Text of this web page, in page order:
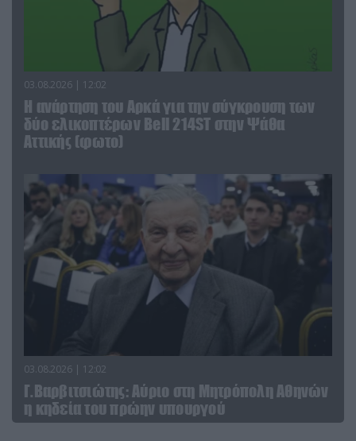
03.08.2026 | 12:02
Η ανάρτηση του Αρκά για την σύγκρουση των
δύο ελικοπτέρων Bell 214ST στην Ψάθα
Αττικής (φωτο)
03.08.2026 | 12:02
Γ.Βαρβιτσιώτης: Aύριο στη Μητρόπολη Αθηνών
η κηδεία του πρώην υπουργού